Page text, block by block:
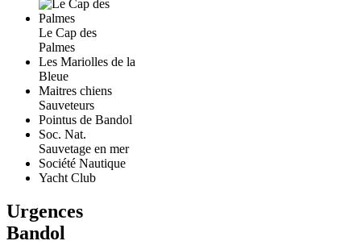
Le Cap des
Palmes
Les Mariolles de la
Bleue
Maitres chiens
Sauveteurs
Pointus de Bandol
Soc. Nat.
Sauvetage en mer
Société Nautique
Yacht Club
Urgences
Bandol